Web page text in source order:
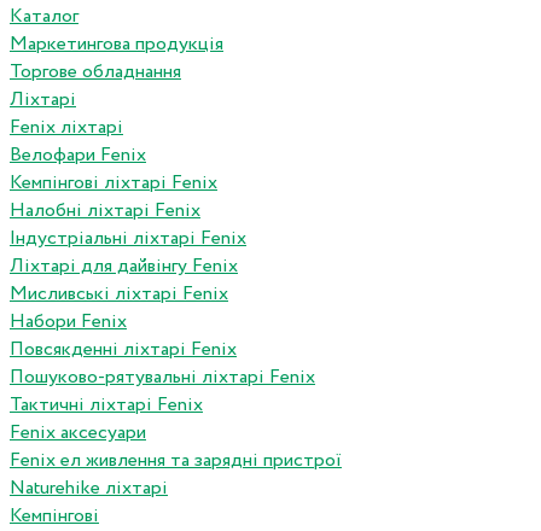
Каталог
Маркетингова продукція
Торгове обладнання
Ліхтарі
Fenix ліхтарі
Велофари Fenix
Кемпінгові ліхтарі Fenix
Налобні ліхтарі Fenix
Індустріальні ліхтарі Fenix
Ліхтарі для дайвінгу Fenix
Мисливські ліхтарі Fenix
Набори Fenix
Повсякденні ліхтарі Fenix
Пошуково-рятувальні ліхтарі Fenix
Тактичні ліхтарі Fenix
Fenix аксесуари
Fenix ел живлення та зарядні пристрої
Naturehike ліхтарі
Кемпінгові